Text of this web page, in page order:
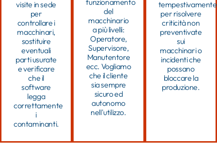
visite in sede
per
controllare i
macchinari,
sostituire
eventuali
parti usurate
e verificare
che il
software
legga
correttamente
i
contaminanti.
del
macchinario
a più livelli:
Operatore,
Supervisore,
Manutentore
ecc. Vogliamo
che il cliente
sia sempre
sicuro ed
autonomo
nell'utilizzo.
tempestivamente
per risolvere
criticitànon
preventivate
sui
macchinari o
incidenti che
possano
bloccare la
produzione.